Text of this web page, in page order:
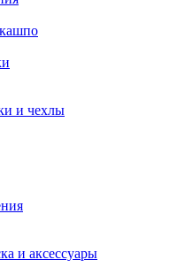
и чехлы
и аксессуары